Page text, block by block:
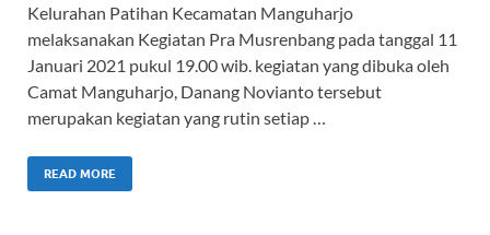
Kelurahan Patihan Kecamatan Manguharjo
melaksanakan Kegiatan Pra Musrenbang pada tanggal 11
Januari 2021 pukul 19.00 wib. kegiatan yang dibuka oleh
Camat Manguharjo, Danang Novianto tersebut
merupakan kegiatan yang rutin setiap …
READ MORE